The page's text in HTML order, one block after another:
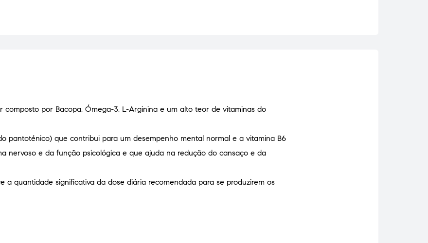
por Bacopa, Ómega-3, L-Arginina e um alto teor de vitaminas do
pantoténico) que contribui para um desempenho mental normal e a vitamina B6
nervoso e da função psicológica e que ajuda na redução do cansaço e da
a quantidade significativa da dose diária recomendada para se produzirem os